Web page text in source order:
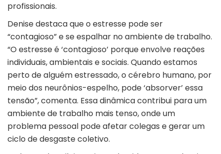
profissionais.
Denise destaca que o estresse pode ser
“contagioso” e se espalhar no ambiente de trabalho.
“O estresse é ‘contagioso’ porque envolve reações
individuais, ambientais e sociais. Quando estamos
perto de alguém estressado, o cérebro humano, por
meio dos neurônios-espelho, pode ‘absorver’ essa
tensão”, comenta. Essa dinâmica contribui para um
ambiente de trabalho mais tenso, onde um
problema pessoal pode afetar colegas e gerar um
ciclo de desgaste coletivo.